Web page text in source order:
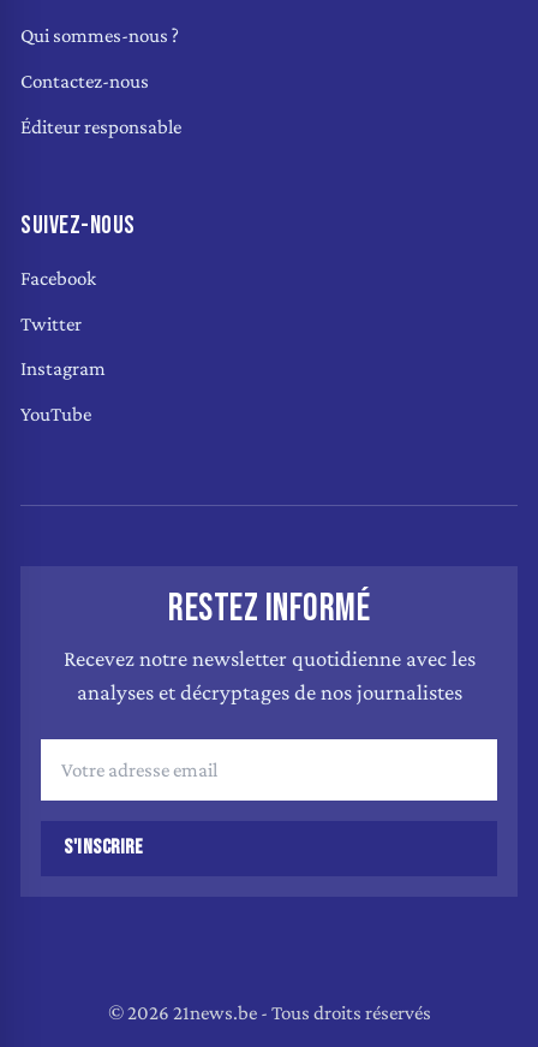
Qui sommes-nous ?
Contactez-nous
Éditeur responsable
SUIVEZ-NOUS
Facebook
Twitter
Instagram
YouTube
RESTEZ INFORMÉ
Recevez notre newsletter quotidienne avec les
analyses et décryptages de nos journalistes
S'INSCRIRE
© 2026 21news.be - Tous droits réservés